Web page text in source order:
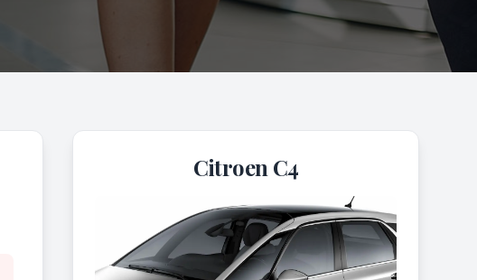
Citroen C4